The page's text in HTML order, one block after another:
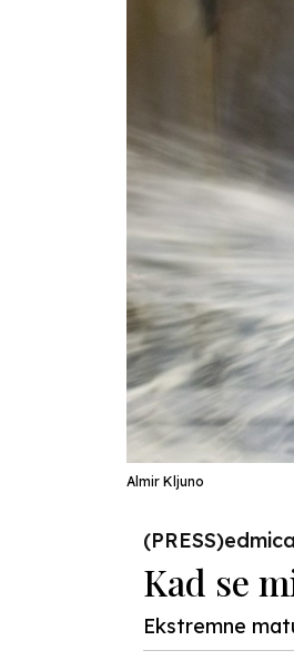
Almir Kljuno
Kad se
Ekstremne